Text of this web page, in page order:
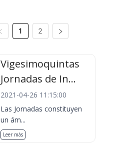
1 2
Vigesimoquintas
Jornadas de In...
2021-04-26 11:15:00
Las Jornadas constituyen
un ám...
Leer más